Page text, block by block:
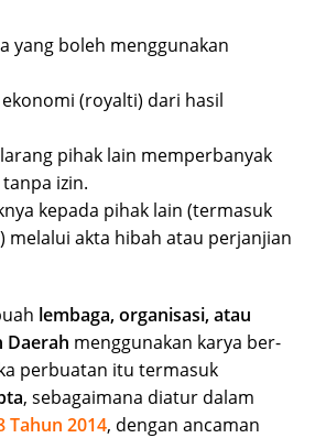
yang boleh menggunakan
(royalti) dari hasil
pihak lain memperbanyak
izin.
kepada pihak lain (termasuk
melalui akta hibah atau perjanjian
lembaga, organisasi, atau
Daerah menggunakan karya ber-
perbuatan itu termasuk
, sebagaimana diatur dalam
Tahun 2014, dengan ancaman